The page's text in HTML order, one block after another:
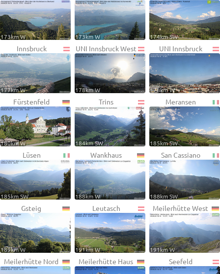
173km W 173km W 174km SW
Innsbruck
177km W
UNI Innsbruck West
178km W
UNI Innsbruck
178km W
Fürstenfeld
180km W
Trins
184km SW
Meransen
185km SW
Lüsen
185km SW
Wankhaus
188km W
San Cassiano
188km SW
Gsteig
189km W
Leutasch
191km W
Meilerhütte West
191km W
Meilerhütte Nord Meilerhütte Haus Seefeld